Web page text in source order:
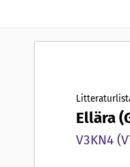
Ellära
V3KN4